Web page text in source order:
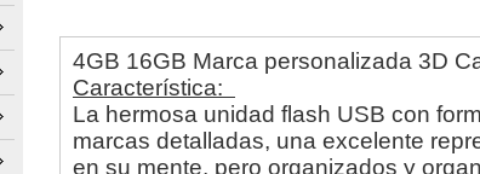
4GB 16GB Marca personalizada 3D
Característica:
La hermosa unidad flash USB con
marcas detalladas, una excelente
en su mente, pero organizados y